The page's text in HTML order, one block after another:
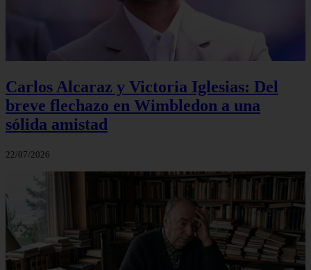
Carlos Alcaraz y Victoria Iglesias: Del
breve flechazo en Wimbledon a una
sólida amistad
22/07/2026